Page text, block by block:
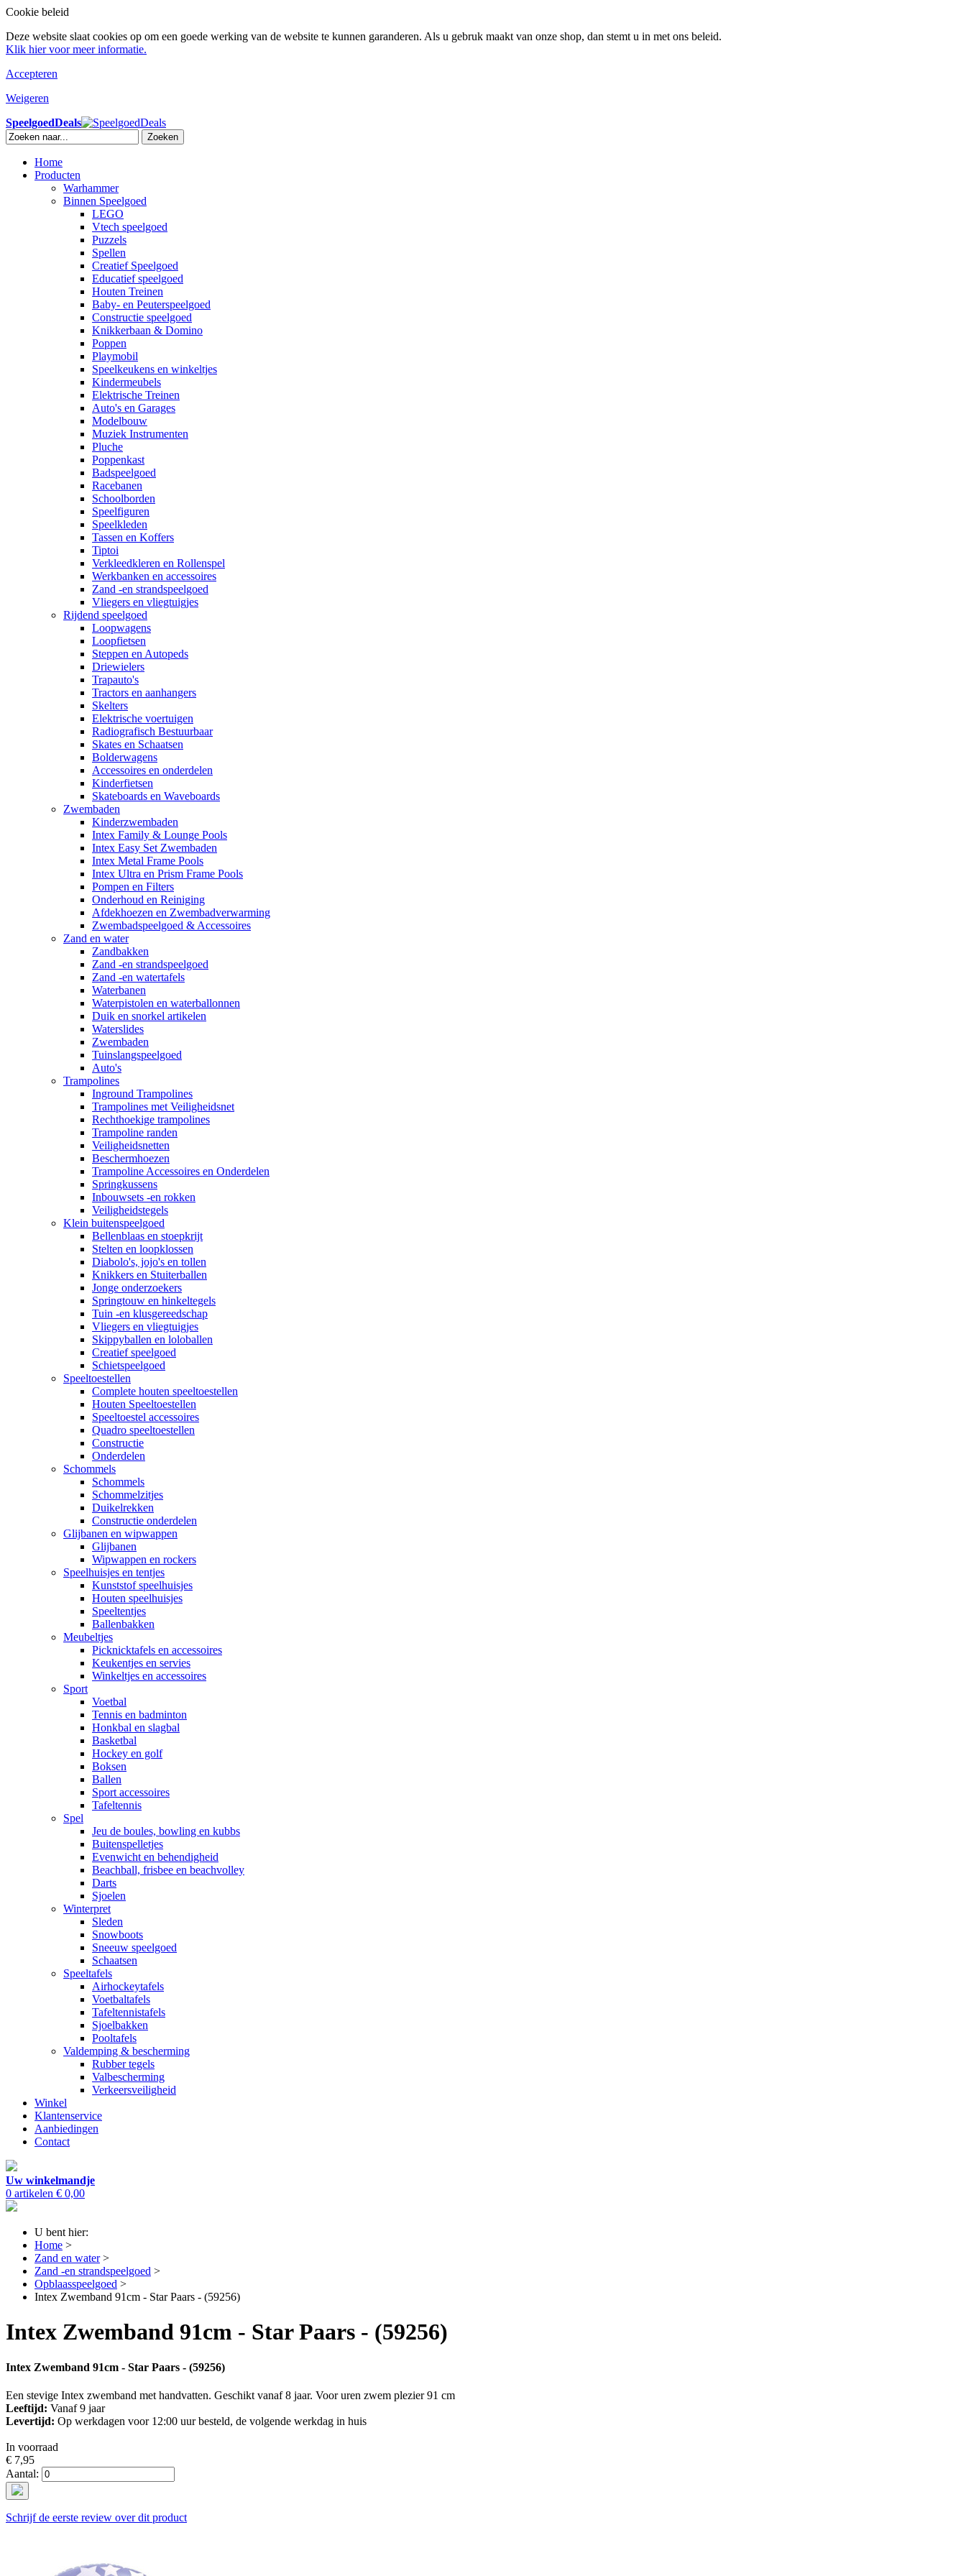
Cookie beleid
Deze website slaat cookies op om een goede werking van de website te kunnen garanderen. Als u gebruk maakt van onze shop, dan stemt u in met ons beleid.
Klik hier voor meer informatie.
Accepteren
Weigeren
SpeelgoedDeals
Zoeken
Home
Producten
Warhammer
Binnen Speelgoed
LEGO
Vtech speelgoed
Puzzels
Spellen
Creatief Speelgoed
Educatief speelgoed
Houten Treinen
Baby- en Peuterspeelgoed
Constructie speelgoed
Knikkerbaan & Domino
Poppen
Playmobil
Speelkeukens en winkeltjes
Kindermeubels
Elektrische Treinen
Auto's en Garages
Modelbouw
Muziek Instrumenten
Pluche
Poppenkast
Badspeelgoed
Racebanen
Schoolborden
Speelfiguren
Speelkleden
Tassen en Koffers
Tiptoi
Verkleedkleren en Rollenspel
Werkbanken en accessoires
Zand -en strandspeelgoed
Vliegers en vliegtuigjes
Rijdend speelgoed
Loopwagens
Loopfietsen
Steppen en Autopeds
Driewielers
Trapauto's
Tractors en aanhangers
Skelters
Elektrische voertuigen
Radiografisch Bestuurbaar
Skates en Schaatsen
Bolderwagens
Accessoires en onderdelen
Kinderfietsen
Skateboards en Waveboards
Zwembaden
Kinderzwembaden
Intex Family & Lounge Pools
Intex Easy Set Zwembaden
Intex Metal Frame Pools
Intex Ultra en Prism Frame Pools
Pompen en Filters
Onderhoud en Reiniging
Afdekhoezen en Zwembadverwarming
Zwembadspeelgoed & Accessoires
Zand en water
Zandbakken
Zand -en strandspeelgoed
Zand -en watertafels
Waterbanen
Waterpistolen en waterballonnen
Duik en snorkel artikelen
Waterslides
Zwembaden
Tuinslangspeelgoed
Auto's
Trampolines
Inground Trampolines
Trampolines met Veiligheidsnet
Rechthoekige trampolines
Trampoline randen
Veiligheidsnetten
Beschermhoezen
Trampoline Accessoires en Onderdelen
Springkussens
Inbouwsets -en rokken
Veiligheidstegels
Klein buitenspeelgoed
Bellenblaas en stoepkrijt
Stelten en loopklossen
Diabolo's, jojo's en tollen
Knikkers en Stuiterballen
Jonge onderzoekers
Springtouw en hinkeltegels
Tuin -en klusgereedschap
Vliegers en vliegtuigjes
Skippyballen en loloballen
Creatief speelgoed
Schietspeelgoed
Speeltoestellen
Complete houten speeltoestellen
Houten Speeltoestellen
Speeltoestel accessoires
Quadro speeltoestellen
Constructie
Onderdelen
Schommels
Schommels
Schommelzitjes
Duikelrekken
Constructie onderdelen
Glijbanen en wipwappen
Glijbanen
Wipwappen en rockers
Speelhuisjes en tentjes
Kunststof speelhuisjes
Houten speelhuisjes
Speeltentjes
Ballenbakken
Meubeltjes
Picknicktafels en accessoires
Keukentjes en servies
Winkeltjes en accessoires
Sport
Voetbal
Tennis en badminton
Honkbal en slagbal
Basketbal
Hockey en golf
Boksen
Ballen
Sport accessoires
Tafeltennis
Spel
Jeu de boules, bowling en kubbs
Buitenspelletjes
Evenwicht en behendigheid
Beachball, frisbee en beachvolley
Darts
Sjoelen
Winterpret
Sleden
Snowboots
Sneeuw speelgoed
Schaatsen
Speeltafels
Airhockeytafels
Voetbaltafels
Tafeltennistafels
Sjoelbakken
Pooltafels
Valdemping & bescherming
Rubber tegels
Valbescherming
Verkeersveiligheid
Winkel
Klantenservice
Aanbiedingen
Contact
Uw winkelmandje
0 artikelen € 0,00
U bent hier:
Home >
Zand en water >
Zand -en strandspeelgoed >
Opblaasspeelgoed >
Intex Zwemband 91cm - Star Paars - (59256)
Intex Zwemband 91cm - Star Paars - (59256)
Intex Zwemband 91cm - Star Paars - (59256)
Een stevige Intex zwemband met handvatten. Geschikt vanaf 8 jaar. Voor uren zwem plezier 91 cm
Leeftijd: Vanaf 9 jaar
Levertijd: Op werkdagen voor 12:00 uur besteld, de volgende werkdag in huis
In voorraad
€ 7,95
Aantal:
Schrijf de eerste review over dit product